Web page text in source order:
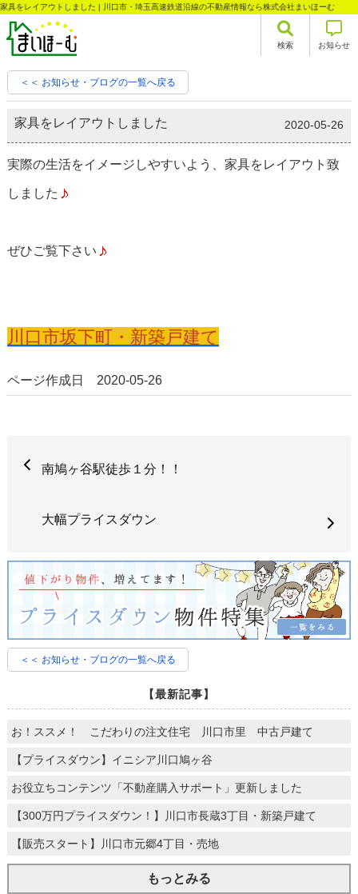
家具をレイアウトしました | 川口市・埼玉高速鉄道沿線の不動産情報なら株式会社まいほーむ
検索 お知らせ
＜＜ お知らせ・ブログの一覧へ戻る
家具をレイアウトしました 2020-05-26
実際の生活をイメージしやすいよう、家具をレイアウト致
しました
ぜひご覧下さい
川口市坂下町・新築戸建て
ページ作成日 2020-05-26
南鳩ヶ谷駅徒歩１分！！
大幅プライスダウン
＜＜ お知らせ・ブログの一覧へ戻る
【最新記事】
お！ススメ！ こだわりの注文住宅 川口市里 中古戸建て
【プライスダウン】イニシア川口鳩ヶ谷
お役立ちコンテンツ「不動産購入サポート」更新しました
【300万円プライスダウン！】川口市長蔵3丁目・新築戸建て
【販売スタート】川口市元郷4丁目・売地
もっとみる